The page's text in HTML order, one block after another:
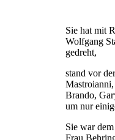
Sie hat mit
Wolfgang
gedreht,
stand vor
Brando,
um nur
Sie war